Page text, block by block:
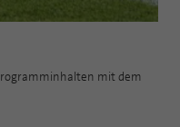
mit dem